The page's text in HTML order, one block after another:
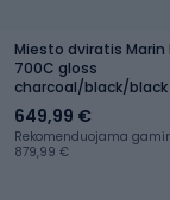
Miesto dviratis Marin
700C gloss
charcoal/black/black
649,99 €
Rekomenduojama
879,99 €